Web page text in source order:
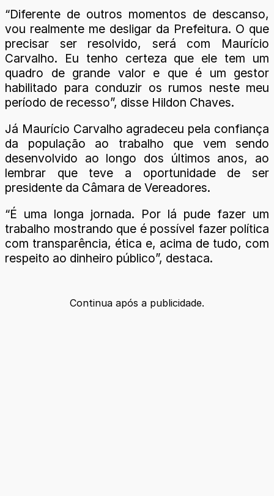
“Diferente de outros momentos de descanso,
vou realmente me desligar da Prefeitura. O que
precisar ser resolvido, será com Maurício
Carvalho. Eu tenho certeza que ele tem um
quadro de grande valor e que é um gestor
habilitado para conduzir os rumos neste meu
período de recesso”, disse Hildon Chaves.
Já Maurício Carvalho agradeceu pela confiança
da população ao trabalho que vem sendo
desenvolvido ao longo dos últimos anos, ao
lembrar que teve a oportunidade de ser
presidente da Câmara de Vereadores.
“É uma longa jornada. Por lá pude fazer um
trabalho mostrando que é possível fazer política
com transparência, ética e, acima de tudo, com
respeito ao dinheiro público”, destaca.
Continua após a publicidade.